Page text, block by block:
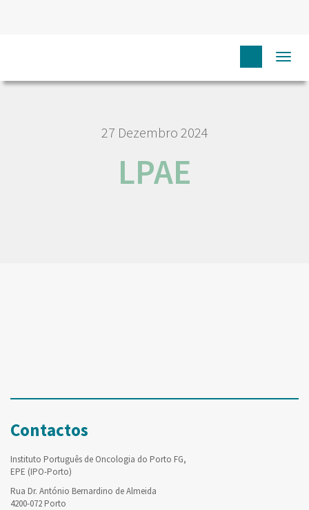
27 Dezembro 2024
LPAE
Contactos
Instituto Português de Oncologia do Porto FG,
EPE (IPO-Porto)
Rua Dr. António Bernardino de Almeida
4200-072 Porto